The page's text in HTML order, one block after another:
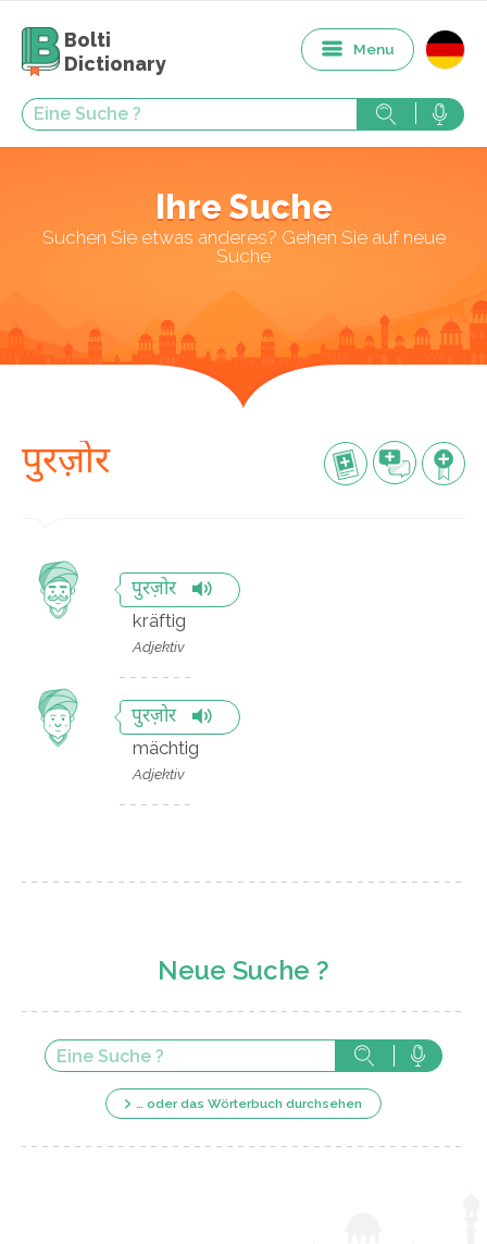
Bolti
Dictionary
Menu
Ihre Suche
Suchen Sie etwas anderes? Gehen Sie auf neue
Suche
पुरज़ोर
पुरज़ोर
kräftig
Adjektiv
पुरज़ोर
mächtig
Adjektiv
Neue Suche ?
… oder das Wörterbuch durchsehen